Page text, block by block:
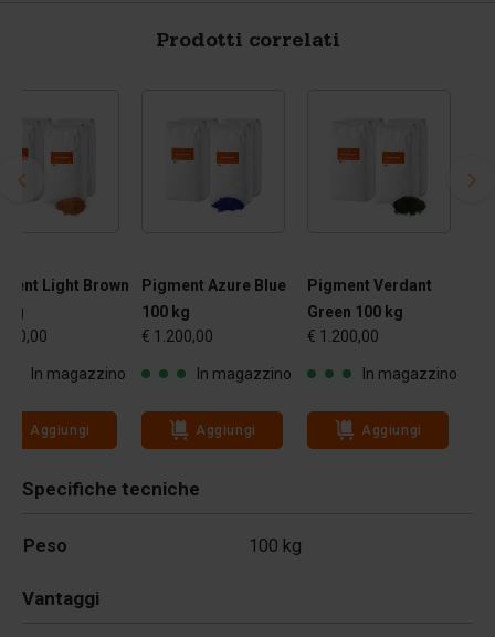
Prodotti correlati
Light Brown
kg
In magazzino
Aggiungi
Pigment Azure Blue
100 kg
€ 1.200,00
In magazzino
Aggiungi
Pigment Verdant
Green 100 kg
€ 1.200,00
In magazzino
Aggiungi
Specifiche tecniche
Peso 100 kg
Vantaggi